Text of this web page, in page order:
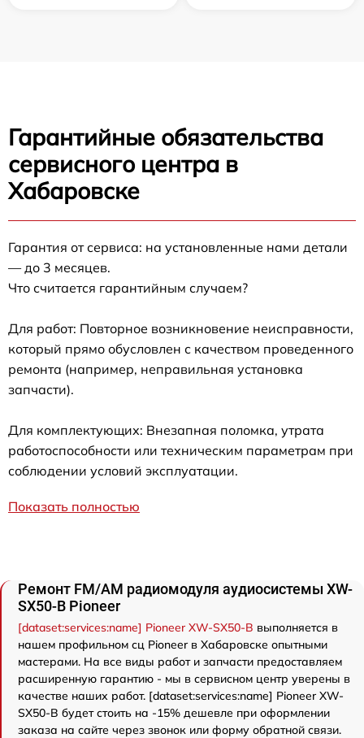
Гарантийные обязательства
сервисного центра в
Хабаровске
Гарантия от сервиса: на установленные нами детали
— до 3 месяцев.
Что считается гарантийным случаем?
Для работ: Повторное возникновение неисправности,
который прямо обусловлен с качеством проведенного
ремонта (например, неправильная установка
запчасти).
Для комплектующих: Внезапная поломка, утрата
работоспособности или техническим параметрам при
соблюдении условий эксплуатации.
Показать полностью
Ремонт FM/AM радиомодуля аудиосистемы XW-
SX50-B Pioneer
[dataset:services:name] Pioneer XW-SX50-B выполняется в
нашем профильном сц Pioneer в Хабаровске опытными
мастерами. На все виды работ и запчасти предоставляем
расширенную гарантию - мы в сервисном центр уверены в
качестве наших работ. [dataset:services:name] Pioneer XW-
SX50-B будет стоить на -15% дешевле при оформлении
заказа на сайте через звонок или форму обратной связи.